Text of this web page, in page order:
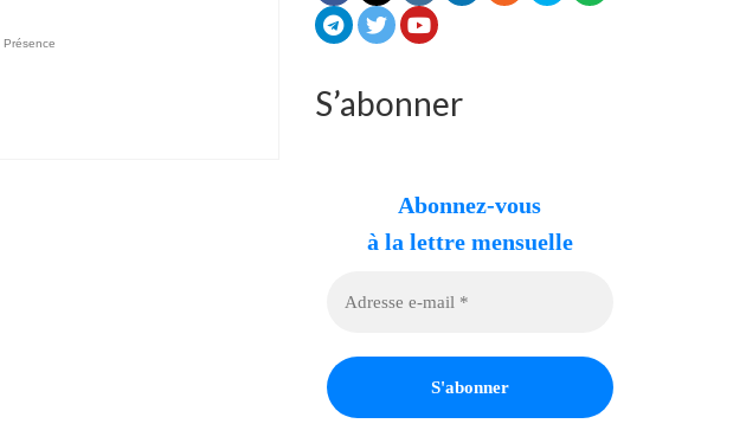
Présence
S’abonner
Abonnez-vous
à la lettre mensuelle